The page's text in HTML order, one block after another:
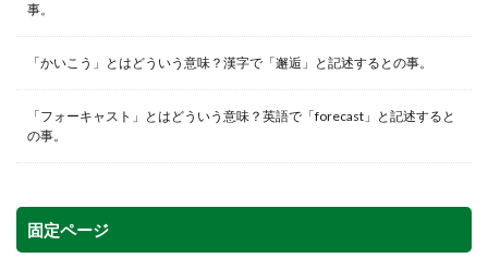
事。
「かいこう」とはどういう意味？漢字で「邂逅」と記述するとの事。
「フォーキャスト」とはどういう意味？英語で「forecast」と記述すると
の事。
固定ページ